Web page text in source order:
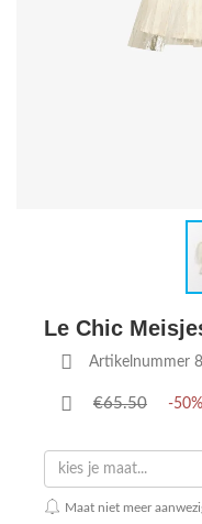
Le Chic
Artikelnummer
€65.50 -50%
kies je maat...
Maat niet meer